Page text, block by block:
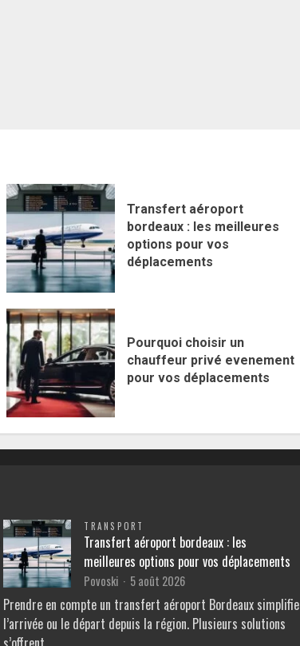
Transfert aéroport
bordeaux : les meilleures
options pour vos
déplacements
Pourquoi choisir un
chauffeur privé evenement
pour vos déplacements
TRANSPORT
Transfert aéroport bordeaux : les
meilleures options pour vos déplacements
Povoski 5 août 2026
Prendre en compte un transfert aéroport Bordeaux simplifie
l’arrivée ou le départ depuis la région. Plusieurs solutions